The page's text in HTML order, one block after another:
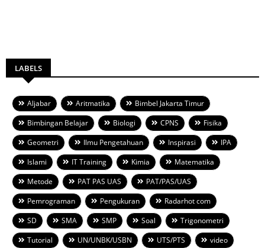
LABELS
Aljabar Aritmatika
Bimbel Jakarta Timur
Bimbingan Belajar
Biologi CPNS
Fisika
Geometri
Ilmu Pengetahuan Inspirasi
IPA
Islami
IT Training Kimia
Matematika
Metode
PAT PAS UAS
PAT/PAS/UAS
Pemrograman
Pengukuran
Radarhot com
SD
SMA SMP Soal
Trigonometri
Tutorial
UN/UNBK/USBN UTS/PTS video